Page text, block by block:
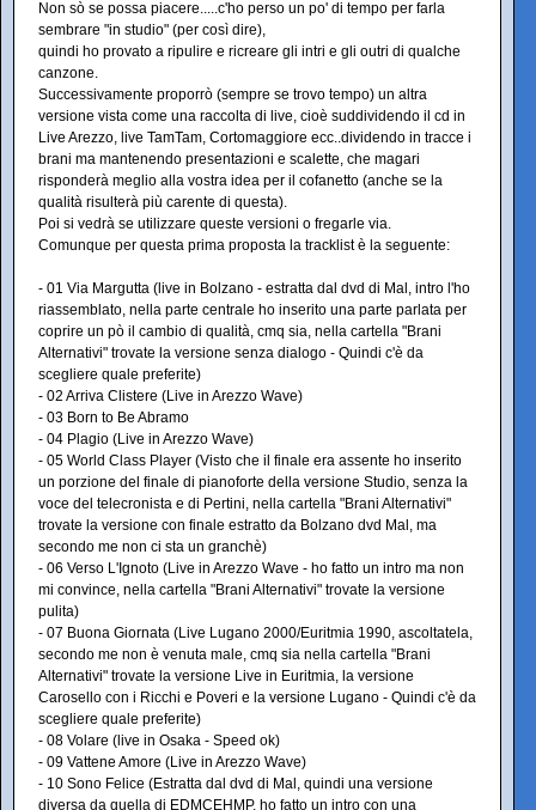
Non sò se possa piacere.....c'ho perso un po' di tempo per farla
sembrare "in studio" (per così dire),
quindi ho provato a ripulire e ricreare gli intri e gli outri di qualche
canzone.
Successivamente proporrò (sempre se trovo tempo) un altra
versione vista come una raccolta di live, cioè suddividendo il cd in
Live Arezzo, live TamTam, Cortomaggiore ecc..dividendo in tracce i
brani ma mantenendo presentazioni e scalette, che magari
risponderà meglio alla vostra idea per il cofanetto (anche se la
qualità risulterà più carente di questa).
Poi si vedrà se utilizzare queste versioni o fregarle via.
Comunque per questa prima proposta la tracklist è la seguente:
- 01 Via Margutta (live in Bolzano - estratta dal dvd di Mal, intro l'ho
riassemblato, nella parte centrale ho inserito una parte parlata per
coprire un pò il cambio di qualità, cmq sia, nella cartella "Brani
Alternativi" trovate la versione senza dialogo - Quindi c'è da
scegliere quale preferite)
- 02 Arriva Clistere (Live in Arezzo Wave)
- 03 Born to Be Abramo
- 04 Plagio (Live in Arezzo Wave)
- 05 World Class Player (Visto che il finale era assente ho inserito
un porzione del finale di pianoforte della versione Studio, senza la
voce del telecronista e di Pertini, nella cartella "Brani Alternativi"
trovate la versione con finale estratto da Bolzano dvd Mal, ma
secondo me non ci sta un granchè)
- 06 Verso L'Ignoto (Live in Arezzo Wave - ho fatto un intro ma non
mi convince, nella cartella "Brani Alternativi" trovate la versione
pulita)
- 07 Buona Giornata (Live Lugano 2000/Euritmia 1990, ascoltatela,
secondo me non è venuta male, cmq sia nella cartella "Brani
Alternativi" trovate la versione Live in Euritmia, la versione
Carosello con i Ricchi e Poveri e la versione Lugano - Quindi c'è da
scegliere quale preferite)
- 08 Volare (live in Osaka - Speed ok)
- 09 Vattene Amore (Live in Arezzo Wave)
- 10 Sono Felice (Estratta dal dvd di Mal, quindi una versione
diversa da quella di EDMCEHMP, ho fatto un intro con una